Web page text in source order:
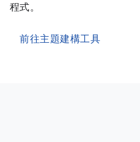
程式。
前往主題建構工具